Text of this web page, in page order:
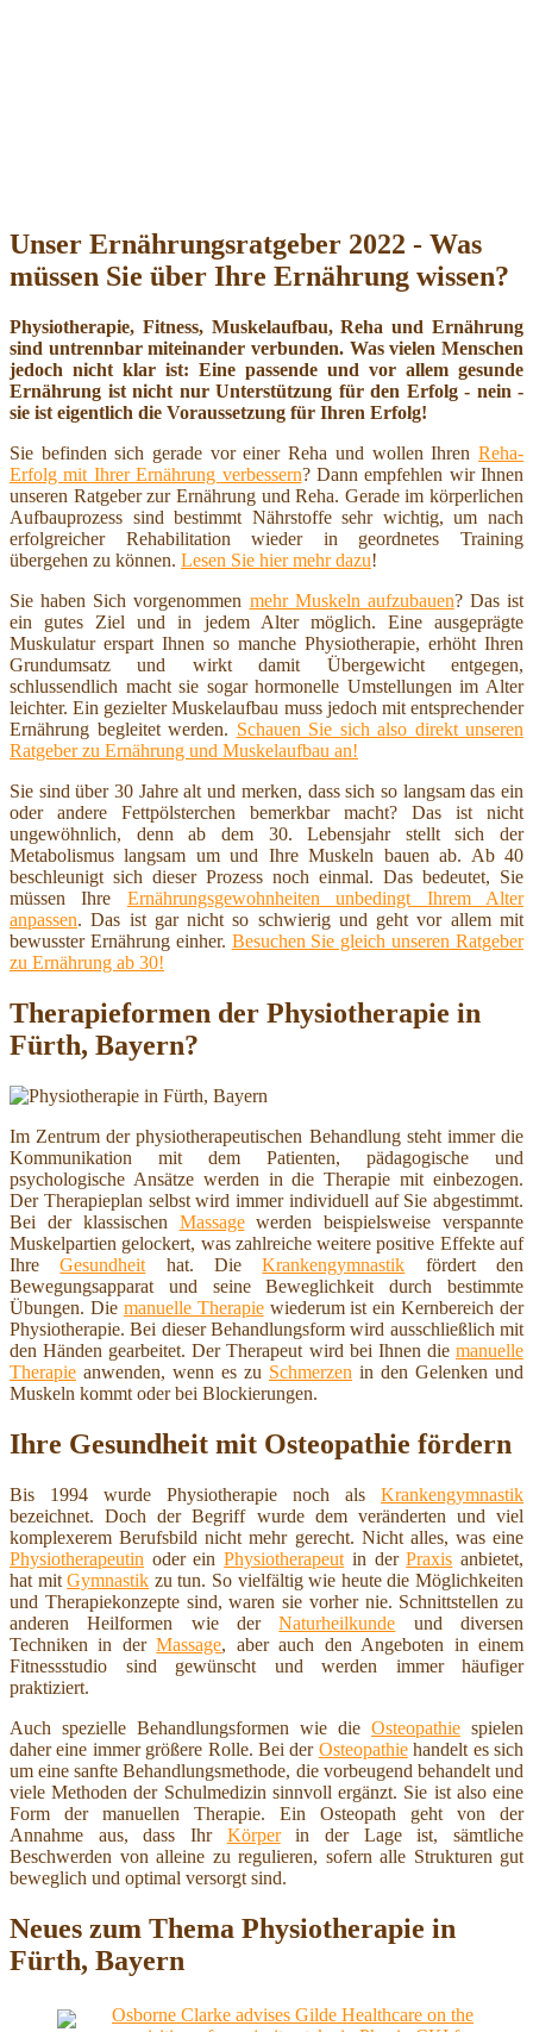
Unser Ernährungsratgeber 2022 - Was
müssen Sie über Ihre Ernährung wissen?
Physiotherapie, Fitness, Muskelaufbau, Reha und Ernährung
sind untrennbar miteinander verbunden. Was vielen Menschen
jedoch nicht klar ist: Eine passende und vor allem gesunde
Ernährung ist nicht nur Unterstützung für den Erfolg - nein -
sie ist eigentlich die Voraussetzung für Ihren Erfolg!
Sie befinden sich gerade vor einer Reha und wollen Ihren Reha-
Erfolg mit Ihrer Ernährung verbessern? Dann empfehlen wir Ihnen
unseren Ratgeber zur Ernährung und Reha. Gerade im körperlichen
Aufbauprozess sind bestimmt Nährstoffe sehr wichtig, um nach
erfolgreicher Rehabilitation wieder in geordnetes Training
übergehen zu können. Lesen Sie hier mehr dazu!
Sie haben Sich vorgenommen mehr Muskeln aufzubauen? Das ist
ein gutes Ziel und in jedem Alter möglich. Eine ausgeprägte
Muskulatur erspart Ihnen so manche Physiotherapie, erhöht Ihren
Grundumsatz und wirkt damit Übergewicht entgegen,
schlussendlich macht sie sogar hormonelle Umstellungen im Alter
leichter. Ein gezielter Muskelaufbau muss jedoch mit entsprechender
Ernährung begleitet werden. Schauen Sie sich also direkt unseren
Ratgeber zu Ernährung und Muskelaufbau an!
Sie sind über 30 Jahre alt und merken, dass sich so langsam das ein
oder andere Fettpölsterchen bemerkbar macht? Das ist nicht
ungewöhnlich, denn ab dem 30. Lebensjahr stellt sich der
Metabolismus langsam um und Ihre Muskeln bauen ab. Ab 40
beschleunigt sich dieser Prozess noch einmal. Das bedeutet, Sie
müssen Ihre Ernährungsgewohnheiten unbedingt Ihrem Alter
anpassen. Das ist gar nicht so schwierig und geht vor allem mit
bewusster Ernährung einher. Besuchen Sie gleich unseren Ratgeber
zu Ernährung ab 30!
Therapieformen der Physiotherapie in
Fürth, Bayern?
Im Zentrum der physiotherapeutischen Behandlung steht immer die
Kommunikation mit dem Patienten, pädagogische und
psychologische Ansätze werden in die Therapie mit einbezogen.
Der Therapieplan selbst wird immer individuell auf Sie abgestimmt.
Bei der klassischen Massagewerden beispielsweise verspannte
Muskelpartien gelockert, was zahlreiche weitere positive Effekte auf
IhreGesundheit hat. DieKrankengymnastik fördert den
Bewegungsapparat und seine Beweglichkeit durch bestimmte
Übungen. Die manuelle Therapiewiederum ist ein Kernbereich der
Physiotherapie. Bei dieser Behandlungsform wird ausschließlich mit
den Händen gearbeitet. Der Therapeut wird bei Ihnen die manuelle
Therapie anwenden, wenn es zu Schmerzen in den Gelenken und
Muskeln kommt oder bei Blockierungen.
Ihre Gesundheit mit Osteopathie fördern
Bis 1994 wurde Physiotherapie noch als Krankengymnastik
bezeichnet. Doch der Begriff wurde dem veränderten und viel
komplexerem Berufsbild nicht mehr gerecht. Nicht alles, was eine
Physiotherapeutin oder einPhysiotherapeut in derPraxis anbietet,
hat mitGymnastik zu tun. So vielfältig wie heute die Möglichkeiten
und Therapiekonzepte sind, waren sie vorher nie. Schnittstellen zu
anderen Heilformen wie derNaturheilkunde und diversen
Techniken in derMassage, aber auch den Angeboten in einem
Fitnessstudio sind gewünscht und werden immer häufiger
praktiziert.
Auch spezielle Behandlungsformen wie die Osteopathie spielen
daher eine immer größere Rolle. Bei der Osteopathiehandelt es sich
um eine sanfte Behandlungsmethode, die vorbeugend behandelt und
viele Methoden der Schulmedizin sinnvoll ergänzt. Sie ist also eine
Form der manuellen Therapie. Ein Osteopath geht von der
Annahme aus, dass Ihr Körperin der Lage ist, sämtliche
Beschwerden von alleine zu regulieren, sofern alle Strukturen gut
beweglich und optimal versorgt sind.
Neues zum Thema Physiotherapie in
Fürth, Bayern
Osborne Clarke advises Gilde Healthcare on the